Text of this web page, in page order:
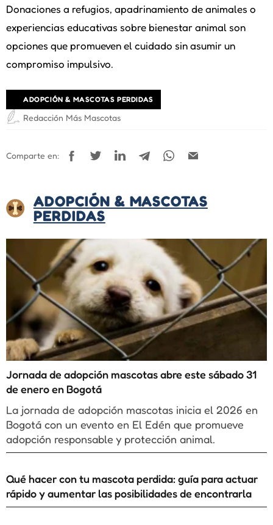
Donaciones a refugios, apadrinamiento de animales o
experiencias educativas sobre bienestar animal son
opciones que promueven el cuidado sin asumir un
compromiso impulsivo.
ADOPCIÓN & MASCOTAS PERDIDAS
Redacción Más Mascotas
Comparte en:
ADOPCIÓN & MASCOTAS
PERDIDAS
Jornada de adopción mascotas abre este sábado 31
de enero en Bogotá
La jornada de adopción mascotas inicia el 2026 en
Bogotá con un evento en El Edén que promueve
adopción responsable y protección animal.
Qué hacer con tu mascota perdida: guía para actuar
rápido y aumentar las posibilidades de encontrarla